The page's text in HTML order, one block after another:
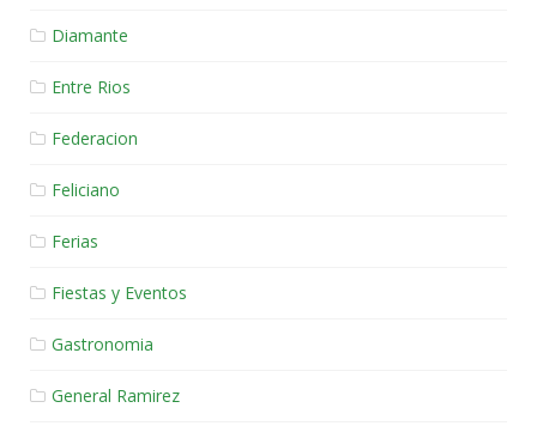
Diamante
Entre Rios
Federacion
Feliciano
Ferias
Fiestas y Eventos
Gastronomia
General Ramirez